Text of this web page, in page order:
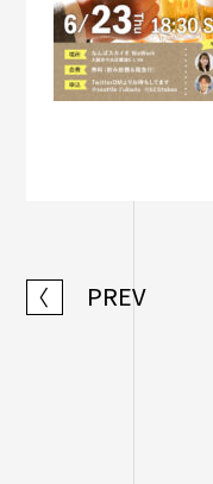
〈 PREV